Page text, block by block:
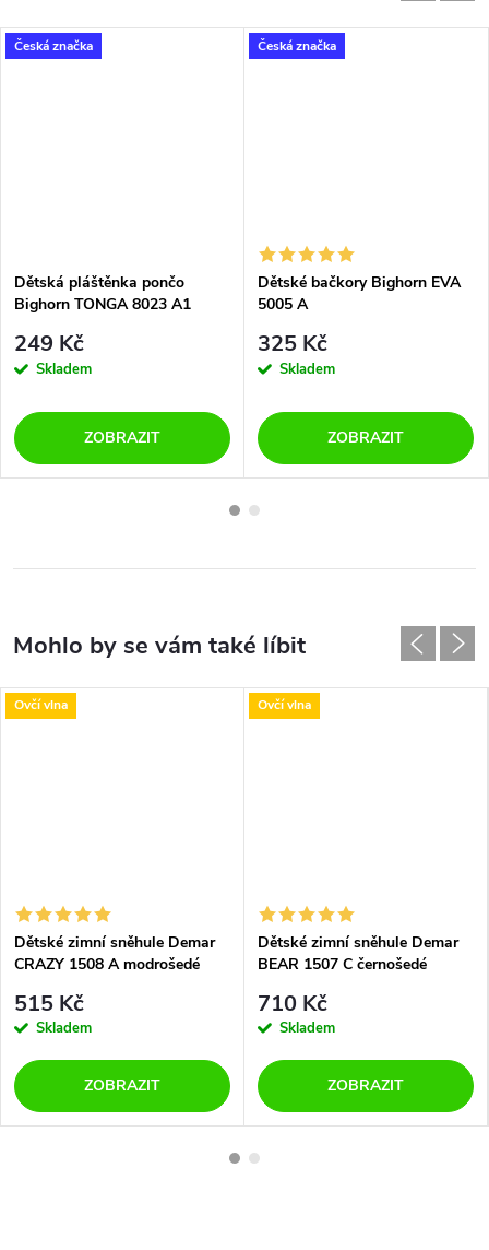
Česká značka
Dětská pláštěnka pončo
Bighorn TONGA 8023 A1
249 Kč
Skladem
ZOBRAZIT
Česká značka
Dětské bačkory Bighorn EVA
5005 A
325 Kč
Skladem
ZOBRAZIT
Ovčí vlna
Dětské zimní sněhule Demar
CRAZY 1508 A modrošedé
515 Kč
Skladem
ZOBRAZIT
Ovčí vlna
Dětské zimní sněhule Demar
BEAR 1507 C černošedé
710 Kč
Skladem
ZOBRAZIT